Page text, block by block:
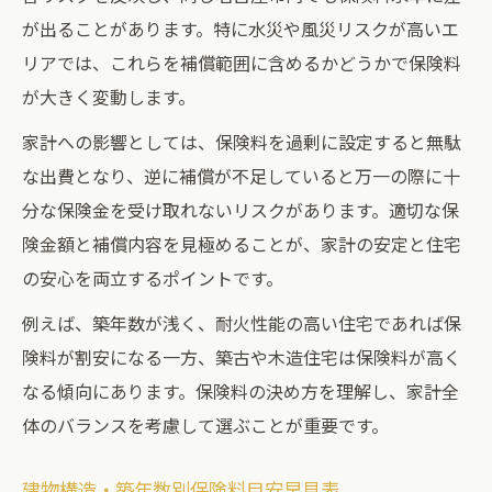
が出ることがあります。特に水災や風災リスクが高いエ
リアでは、これらを補償範囲に含めるかどうかで保険料
が大きく変動します。
家計への影響としては、保険料を過剰に設定すると無駄
な出費となり、逆に補償が不足していると万一の際に十
分な保険金を受け取れないリスクがあります。適切な保
険金額と補償内容を見極めることが、家計の安定と住宅
の安心を両立するポイントです。
例えば、築年数が浅く、耐火性能の高い住宅であれば保
険料が割安になる一方、築古や木造住宅は保険料が高く
なる傾向にあります。保険料の決め方を理解し、家計全
体のバランスを考慮して選ぶことが重要です。